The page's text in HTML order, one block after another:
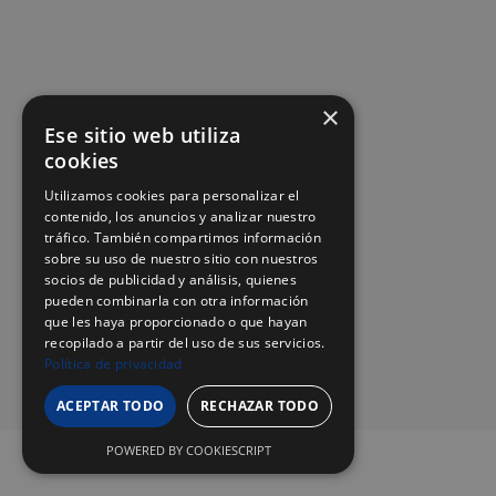
×
Ese sitio web utiliza
cookies
Utilizamos cookies para personalizar el
contenido, los anuncios y analizar nuestro
tráfico. También compartimos información
sobre su uso de nuestro sitio con nuestros
socios de publicidad y análisis, quienes
pueden combinarla con otra información
que les haya proporcionado o que hayan
recopilado a partir del uso de sus servicios.
Política de privacidad
ACEPTAR TODO RECHAZAR TODO
POWERED BY COOKIESCRIPT